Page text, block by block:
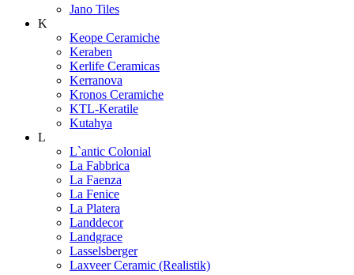
Jano Tiles
K
Keope Ceramiche
Keraben
Kerlife Ceramicas
Kerranova
Kronos Ceramiche
KTL-Keratile
Kutahya
L
L`antic Colonial
La Fabbrica
La Faenza
La Fenice
La Platera
Landdecor
Landgrace
Lasselsberger
Laxveer Ceramic (Realistik)